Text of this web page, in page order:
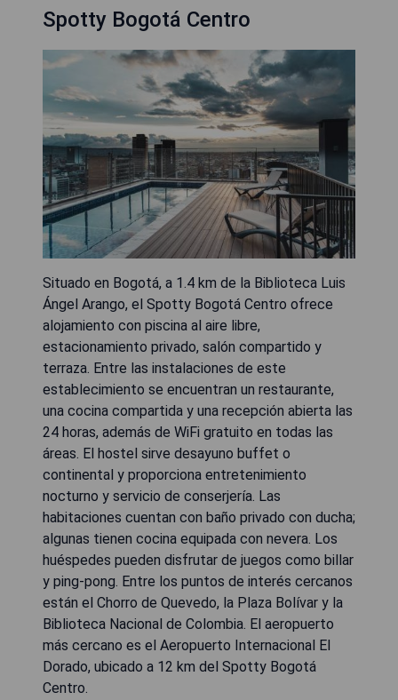
Spotty Bogotá Centro
Situado en Bogotá, a 1.4 km de la Biblioteca Luis
Ángel Arango, el Spotty Bogotá Centro ofrece
alojamiento con piscina al aire libre,
estacionamiento privado, salón compartido y
terraza. Entre las instalaciones de este
establecimiento se encuentran un restaurante,
una cocina compartida y una recepción abierta las
24 horas, además de WiFi gratuito en todas las
áreas. El hostel sirve desayuno buffet o
continental y proporciona entretenimiento
nocturno y servicio de conserjería. Las
habitaciones cuentan con baño privado con ducha;
algunas tienen cocina equipada con nevera. Los
huéspedes pueden disfrutar de juegos como billar
y ping-pong. Entre los puntos de interés cercanos
están el Chorro de Quevedo, la Plaza Bolívar y la
Biblioteca Nacional de Colombia. El aeropuerto
más cercano es el Aeropuerto Internacional El
Dorado, ubicado a 12 km del Spotty Bogotá
Centro.